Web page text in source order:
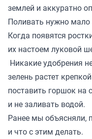
землей и аккуратно
Поливать нужно
Когда появятся
их настоем луковой
Никакие удобрения
зелень растет
поставить горшок на
и не заливать водой.
Ранее мы объясняли,
и что с этим делать.